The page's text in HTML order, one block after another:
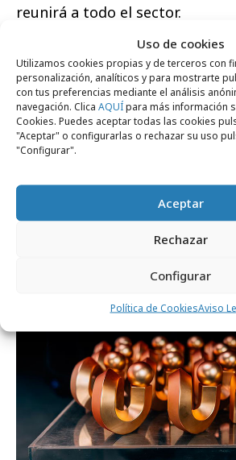
Uso de cookies
Utilizamos cookies propias y de terceros con
personalización, analíticos y para mostrarte
con tus preferencias mediante el análisis
navegación. Clica AQUÍpara más información
Cookies. Puedes aceptar todas las cookies
"Aceptar" o configurarlas o rechazar su uso
"Configurar".
Aceptar
Rechazar
Configurar
Política de CookiesAviso
reunirá a todo el sector.
Comparte
Noticias